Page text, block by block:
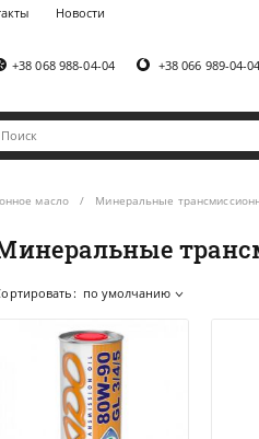
Новости
+38 068 988-04-04 +38 066 989-04-04
масло Минеральные
по умолчанию